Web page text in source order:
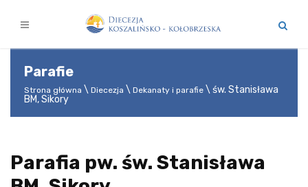
Parafie
Strona główna Diecezja Dekanaty i parafie
św. Stanisława
BM, Sikory
Parafia pw. św. Stanisława